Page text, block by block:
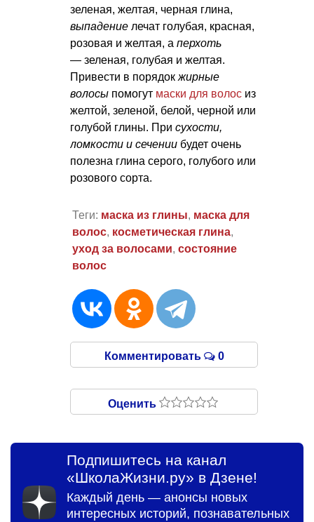
зеленая, желтая, черная глина,
выпадение лечат голубая, красная,
розовая и желтая, а перхоть
— зеленая, голубая и желтая.
Привести в порядок жирные
волосы помогут маски для волос из
желтой, зеленой, белой, черной или
голубой глины. При сухости,
ломкости и сечении будет очень
полезна глина серого, голубого или
розового сорта.
Теги: маска из глины, маска для
волос, косметическая глина,
уход за волосами, состояние
волос
Комментировать 0
Оценить
Подпишитесь на канал
«ШколаЖизни.ру» в Дзене!
Каждый день — анонсы новых
интересных историй, познавательных